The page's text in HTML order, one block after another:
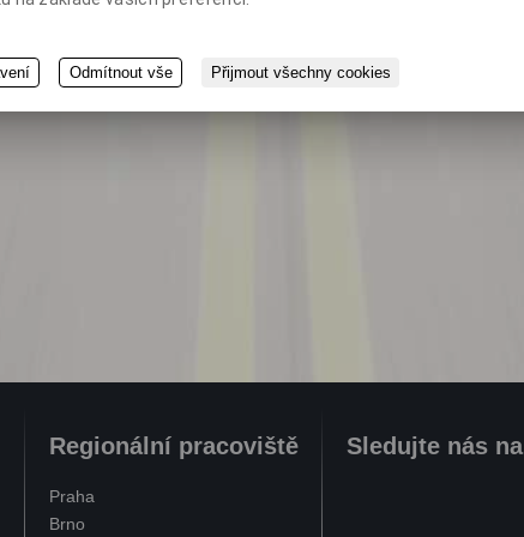
Regionální pracoviště
Praha
Brno
Sledujte nás
Odmítnout vše Přijmout všechny cookies